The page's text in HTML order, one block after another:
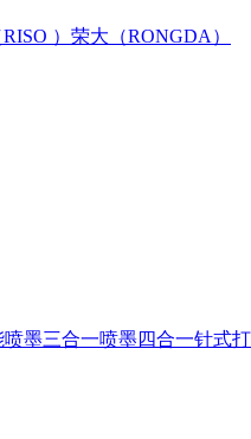
） 荣大（RONGDA）
喷墨三合一喷墨四合一针式